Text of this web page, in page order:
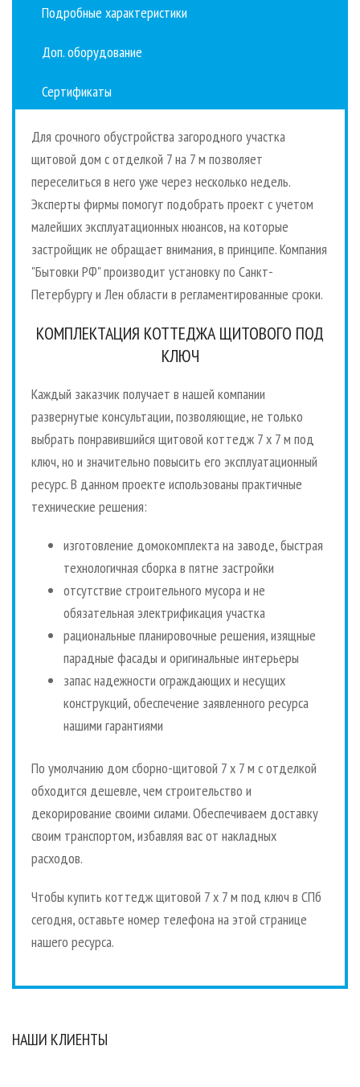
Подробные характеристики
Доп. оборудование
Сертификаты
Для срочного обустройства загородного участка
щитовой дом с отделкой 7 на 7 м позволяет
переселиться в него уже через несколько недель.
Эксперты фирмы помогут подобрать проект с учетом
малейших эксплуатационных нюансов, на которые
застройщик не обращает внимания, в принципе. Компания
"Бытовки РФ" производит установку по Санкт-
Петербургу и Лен области в регламентированные сроки.
КОМПЛЕКТАЦИЯ КОТТЕДЖА ЩИТОВОГО ПОД
КЛЮЧ
Каждый заказчик получает в нашей компании
развернутые консультации, позволяющие, не только
выбрать понравившийся щитовой коттедж 7 х 7 м под
ключ, но и значительно повысить его эксплуатационный
ресурс. В данном проекте использованы практичные
технические решения:
изготовление домокомплекта на заводе, быстрая
технологичная сборка в пятне застройки
отсутствие строительного мусора и не
обязательная электрификация участка
рациональные планировочные решения, изящные
парадные фасады и оригинальные интерьеры
запас надежности ограждающих и несущих
конструкций, обеспечение заявленного ресурса
нашими гарантиями
По умолчанию дом сборно-щитовой 7 х 7 м с отделкой
обходится дешевле, чем строительство и
декорирование своими силами. Обеспечиваем доставку
своим транспортом, избавляя вас от накладных
расходов.
Чтобы купить коттедж щитовой 7 х 7 м под ключ в СПб
сегодня, оставьте номер телефона на этой странице
нашего ресурса.
НАШИ КЛИЕНТЫ